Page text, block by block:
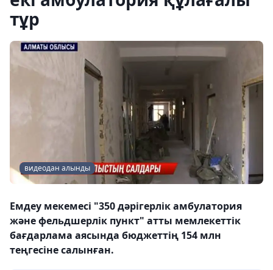
тұр
видеодан алынды
Емдеу мекемесі "350 дәрігерлік амбулатория
және фельдшерлік пункт" атты мемлекеттік
бағдарлама аясында бюджеттің 154 млн
теңгесіне салынған.